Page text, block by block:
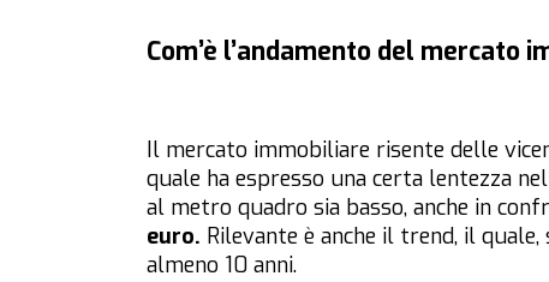
Com’è l’andamento del mercato
Il mercato immobiliare risente delle
quale ha espresso una certa lentezza
al metro quadro sia basso, anche in
euro. Rilevante è anche il trend, il
almeno 10 anni.